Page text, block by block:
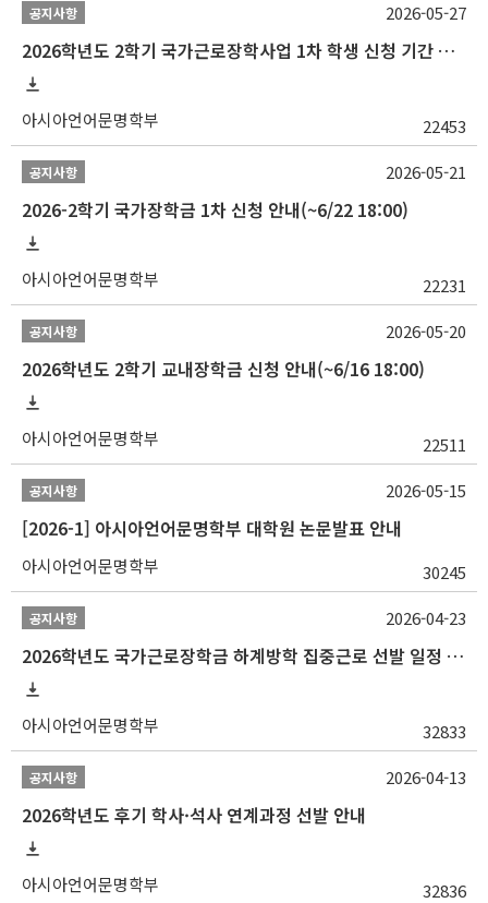
공지사항
2026학년도 2학기 국가근로장학사업 1차 학생 신청 기간 안내
아시아언어문명학부 22453
2026-05-27
공지사항
2026-2학기 국가장학금 1차 신청 안내(~6/22 18:00)
아시아언어문명학부 22231
2026-05-21
공지사항
2026학년도 2학기 교내장학금 신청 안내(~6/16 18:00)
아시아언어문명학부 22511
2026-05-20
공지사항
[2026-1] 아시아언어문명학부 대학원 논문발표 안내
아시아언어문명학부 30245
2026-05-15
공지사항
2026학년도 국가근로장학금 하계방학 집중근로 선발 일정 안내
아시아언어문명학부 32833
2026-04-23
공지사항
2026학년도 후기 학사·석사 연계과정 선발 안내
아시아언어문명학부 32836
2026-04-13